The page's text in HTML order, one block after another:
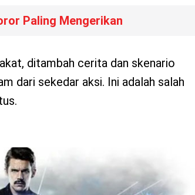
Paling Mengerikan
ditambah cerita dan skenario
dari sekedar aksi. Ini adalah salah